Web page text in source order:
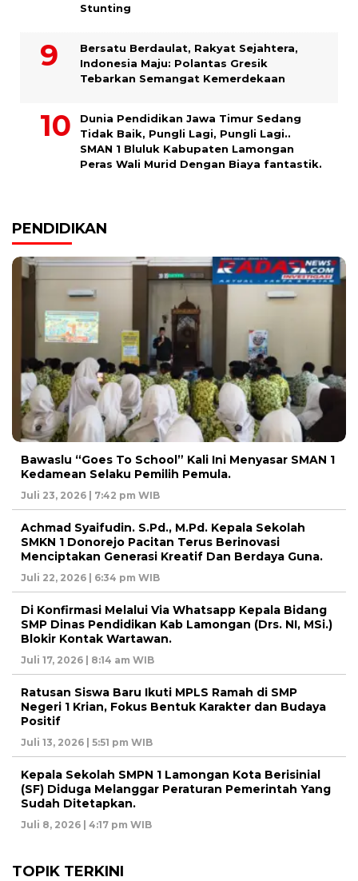
Stunting
Bersatu Berdaulat, Rakyat Sejahtera,
Indonesia Maju: Polantas Gresik
Tebarkan Semangat Kemerdekaan
Dunia Pendidikan Jawa Timur Sedang
Tidak Baik, Pungli Lagi, Pungli Lagi..
SMAN 1 Bluluk Kabupaten Lamongan
Peras Wali Murid Dengan Biaya fantastik.
PENDIDIKAN
Bawaslu “Goes To School” Kali Ini Menyasar SMAN 1
Kedamean Selaku Pemilih Pemula.
Juli 23, 2026 | 7:42 pm WIB
Achmad Syaifudin. S.Pd., M.Pd. Kepala Sekolah
SMKN 1 Donorejo Pacitan Terus Berinovasi
Menciptakan Generasi Kreatif Dan Berdaya Guna.
Juli 22, 2026 | 6:34 pm WIB
Di Konfirmasi Melalui Via Whatsapp Kepala Bidang
SMP Dinas Pendidikan Kab Lamongan (Drs. NI, MSi.)
Blokir Kontak Wartawan.
Juli 17, 2026 | 8:14 am WIB
Ratusan Siswa Baru Ikuti MPLS Ramah di SMP
Negeri 1 Krian, Fokus Bentuk Karakter dan Budaya
Positif
Juli 13, 2026 | 5:51 pm WIB
Kepala Sekolah SMPN 1 Lamongan Kota Berisinial
(SF) Diduga Melanggar Peraturan Pemerintah Yang
Sudah Ditetapkan.
Juli 8, 2026 | 4:17 pm WIB
TOPIK TERKINI